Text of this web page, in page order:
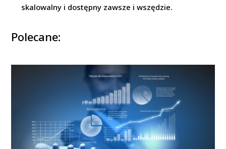
skalowalny i dostępny zawsze i wszędzie.
Polecane: